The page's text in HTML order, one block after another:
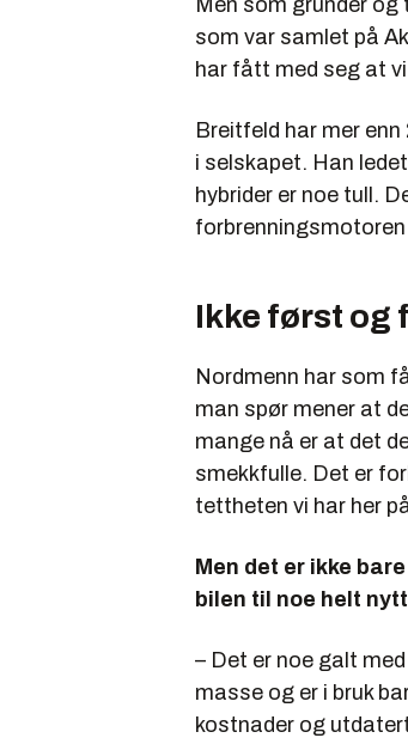
som var samlet på
har fått med seg at
Breitfeld har mer
i selskapet. Han
hybrider er noe tull.
Ikke først og
Nordmenn har som
man spør mener at
mange nå er at det
smekkfulle. Det er
tettheten vi har her
Men det er ikke
bilen til noe helt
– Det er noe galt
masse og er i bruk
kostnader og